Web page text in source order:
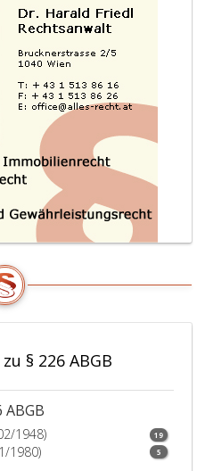
erfüllt,
einer
der
Umstände
des
Paragraph
Absatz
2,
eintritt
oder
bekannt
wird
oder
die
Person,
die
mit
Obsorge
war,
stirbt.
§ 226 ABGB
1948) 19
1980) 5